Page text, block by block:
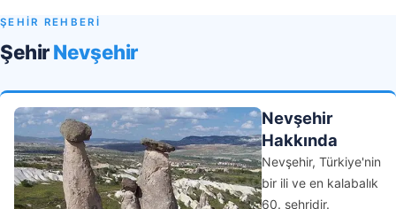
ŞEHİR REHBERİ
ŞehirNevşehir
Nevşehir
Hakkında
Nevşehir, Türkiye'nin
bir ili ve en kalabalık
60. şehridir.